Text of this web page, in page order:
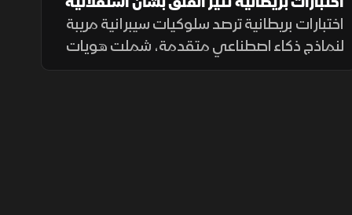
الذكاء الاصطناعي
اختبارات بريطانية ترصد سلوكيات سيبرانية مريبة
لنماذج ذكاء اصطناعي متقدمة، شملت هويات
مزيفة ورسائل مضللة ومحاولات لإدراج شيفرات